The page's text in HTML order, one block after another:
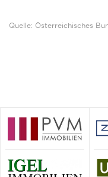
Quelle: Österreichisches